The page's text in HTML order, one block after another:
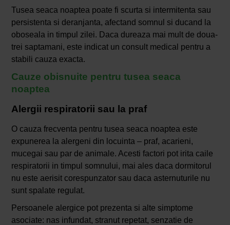
Tusea seaca noaptea poate fi scurta si intermitenta sau
persistenta si deranjanta, afectand somnul si ducand la
oboseala in timpul zilei. Daca dureaza mai mult de doua-
trei saptamani, este indicat un consult medical pentru a
stabili cauza exacta.
Cauze obisnuite pentru tusea seaca
noaptea
Alergii respiratorii sau la praf
O cauza frecventa pentru tusea seaca noaptea este
expunerea la alergeni din locuinta – praf, acarieni,
mucegai sau par de animale. Acesti factori pot irita caile
respiratorii in timpul somnului, mai ales daca dormitorul
nu este aerisit corespunzator sau daca asternuturile nu
sunt spalate regulat.
Persoanele alergice pot prezenta si alte simptome
asociate: nas infundat, stranut repetat, senzatie de